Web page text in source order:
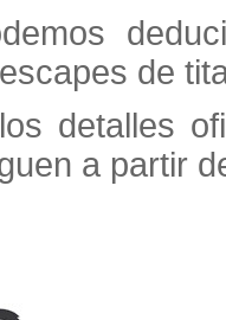
de
detalles
a partir